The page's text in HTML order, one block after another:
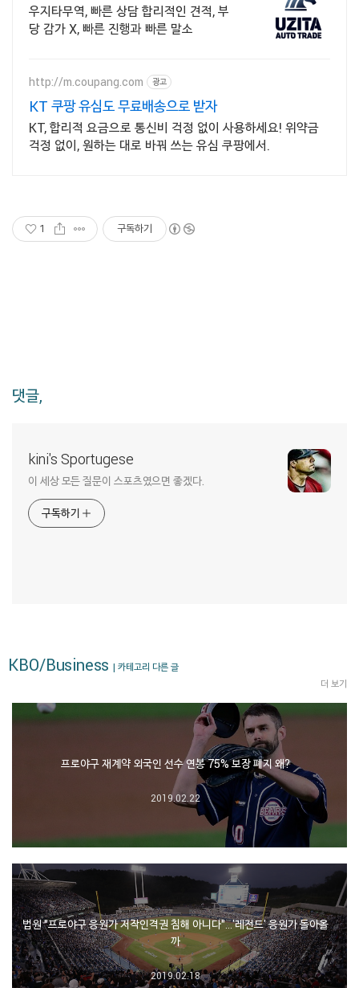
우지타무역, 빠른 상담 합리적인 견적, 부
당 감가 X, 빠른 진행과 빠른 말소
http://m.coupang.com 광고
KT 쿠팡 유심도 무료배송으로 받자
KT, 합리적 요금으로 통신비 걱정 없이 사용하세요! 위약금
걱정 없이, 원하는 대로 바꿔 쓰는 유심 쿠팡에서.
1 구독하기
댓글,
kini's Sportugese
이 세상 모든 질문이 스포츠였으면 좋겠다.
구독하기
KBO/Business | 카테고리 다른 글
더 보기
프로야구 재계약 외국인 선수 연봉 75% 보장 폐지 왜?
2019.02.22
법원 "프로야구 응원가 저작인격권 침해 아니다"…'레전드' 응원가 돌아올
까
2019.02.18